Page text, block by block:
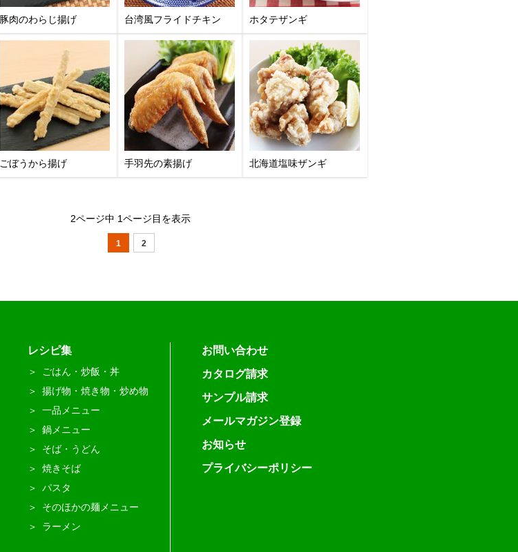
豚肉のわらじ揚げ 台湾風フライドチキン ホタテザンギ
ごぼうから揚げ 手羽先の素揚げ 北海道塩味ザンギ
2ページ中 1ページ目を表示
1 2
レシピ集
ごはん・炒飯・丼
揚げ物・焼き物・炒め物
一品メニュー
鍋メニュー
そば・うどん
焼きそば
パスタ
そのほかの麺メニュー
ラーメン
お問い合わせ
カタログ請求
サンプル請求
メールマガジン登録
お知らせ
プライバシーポリシー